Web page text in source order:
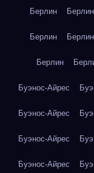
Берлин Берлин
Берлин Берлин
Берлин
Буэнос-Айрес
Буэнос-Айрес
Буэнос-Айрес
Буэнос-Айрес